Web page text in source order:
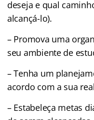
deseja e qual
alcançá-lo).
– Promova uma
seu ambiente de
– Tenha um
acordo com a sua
– Estabeleça metas